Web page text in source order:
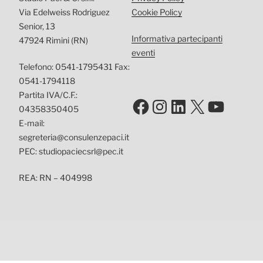
Via Edelweiss Rodriguez
Senior, 13
47924 Rimini (RN)
Telefono: 0541-1795431 Fax:
0541-1794118
Partita IVA/C.F.:
04358350405
E-mail:
segreteria@consulenzepaci.it
PEC: studiopaciecsrl@pec.it
REA: RN – 404998
Cookie Policy
Informativa partecipanti
eventi
Facebook
Instagram
LinkedIn
X